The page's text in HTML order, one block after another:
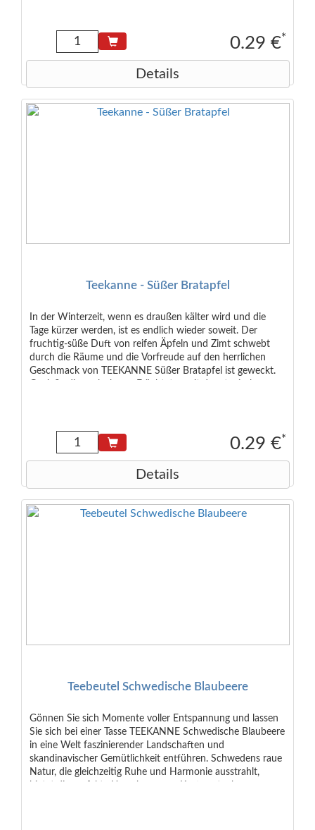
0.29 €*
Details
Teekanne - Süßer Bratapfel
In der Winterzeit, wenn es draußen kälter wird und die
Tage kürzer werden, ist es endlich wieder soweit. Der
fruchtig-süße Duft von reifen Äpfeln und Zimt schwebt
durch die Räume und die Vorfreude auf den herrlichen
Geschmack von TEEKANNE Süßer Bratapfel ist geweckt.
Säuerungsmittel: Citronensäure. *Rainforest-Alliance-
zertifiziert. Das in diesem Produkt verwendete Aroma ist
0.29 €*
Details
Teebeutel Schwedische Blaubeere
Gönnen Sie sich Momente voller Entspannung und lassen
Sie sich bei einer Tasse TEEKANNE Schwedische Blaubeere
in eine Welt faszinierender Landschaften und
skandinavischer Gemütlichkeit entführen. Schwedens raue
Natur, die gleichzeitig Ruhe und Harmonie ausstrahlt,